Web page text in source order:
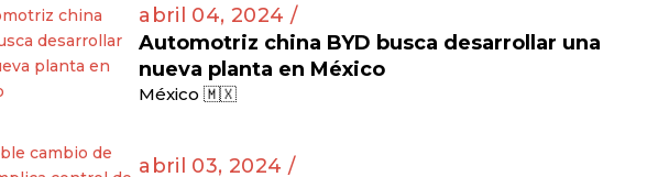
abril 04, 2024 /
Automotriz china BYD busca desarrollar una
nueva planta en México
México 🇲🇽
abril 03, 2024 /